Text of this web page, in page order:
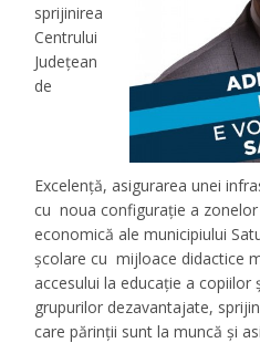
sprijinirea
Centrului
Județean
de
Excelență, asigurarea unei
cu noua configurație a
economică ale municipiului
școlare cu mijloace didactice
accesului la educație a copiilor
grupurilor dezavantajate,
care părinții sunt la muncă și